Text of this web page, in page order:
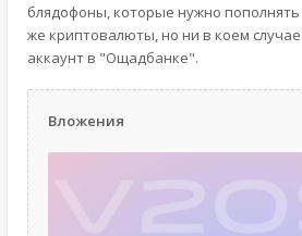
блядофоны, которые нужно
же криптовалюты, но ни в коем
аккаунт в "Ощадбанке".
Вложения